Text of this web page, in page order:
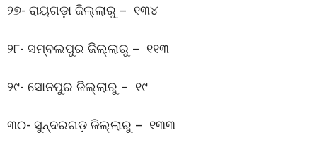
୨୭- ରାୟଗଡ଼ା ଜିଲ୍ଲାରୁ – ୧୩୪
୨୮- ସମ୍ବଲପୁର ଜିଲ୍ଲାରୁ – ୧୧୩
୨୯- ସୋନପୁର ଜିଲ୍ଲାରୁ – ୧୯
୩୦- ସୁନ୍ଦରଗଡ଼ ଜିଲ୍ଲାରୁ – ୧୩୩